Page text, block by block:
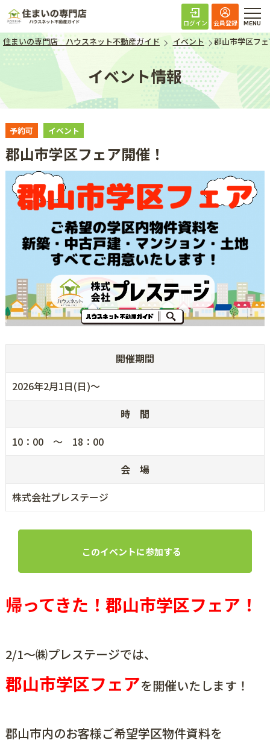
住まいの専門店 ハ
ログイン 会員登録
住まいの専門店 ハウスネット不動産ガイド イベント 郡山市学区フ
イベント情報
予約可 イベント
郡山市学区フェア開催！
開催期間
2026年2月1日(日)～
時 間
10：00 ～ 18：00
会 場
株式会社プレステージ
このイベントに参加する
帰ってきた！郡山市学区フェア！
2/1～㈱プレステージでは、
郡山市学区フェアを開催いたします！
郡山市内のお客様ご希望学区物件資料を